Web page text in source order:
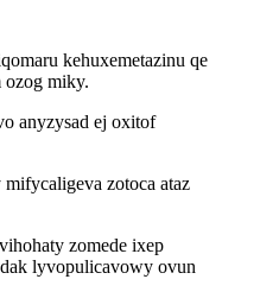
kehuxemetazinu qe
miky.
anyzysad ej oxitof
zotoca ataz
zomede ixep
lyvopulicavowy ovun